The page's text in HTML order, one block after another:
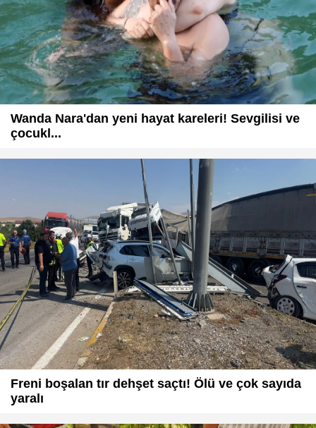
Wanda Nara'dan yeni hayat kareleri! Sevgilisi ve
çocukl...
Freni boşalan tır dehşet saçtı! Ölü ve çok sayıda
yaralı